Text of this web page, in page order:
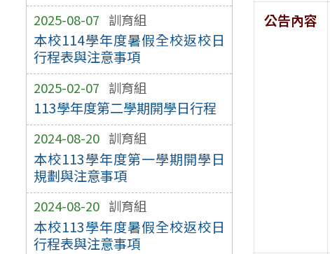
2025-08-07 訓育組
本校114學年度暑假全校返校日
行程表與注意事項
2025-02-07 訓育組
113學年度第二學期開學日行程
2024-08-20 訓育組
本校113學年度第一學期開學日
規劃與注意事項
2024-08-20 訓育組
本校113學年度暑假全校返校日
行程表與注意事項
公告內容